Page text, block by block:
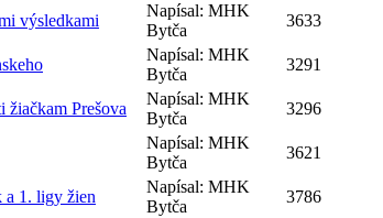
výsledkami
Napísal: MHK
Bytča
3633
Napísal: MHK
Bytča
3291
Prešova
Napísal: MHK
Bytča
3296
Napísal: MHK
Bytča
3621
a 1. ligy žien
Napísal: MHK
Bytča
3786